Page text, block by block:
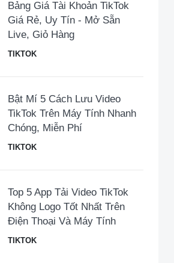
Bảng Giá Tài Khoản TikTok
Giá Rẻ, Uy Tín - Mở Sẵn
Live, Giỏ Hàng
TIKTOK
Bật Mí 5 Cách Lưu Video
TikTok Trên Máy Tính Nhanh
Chóng, Miễn Phí
TIKTOK
Top 5 App Tải Video TikTok
Không Logo Tốt Nhất Trên
Điện Thoại Và Máy Tính
TIKTOK